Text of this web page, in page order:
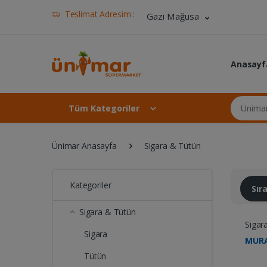
Teslimat Adresim : Gazi Mağusa
Tüm Kategoriler
Ünimar
Ünimar Anasayfa Sigara & Tütün
Kategoriler
Sigara & Tütün
Sigara
Tütün